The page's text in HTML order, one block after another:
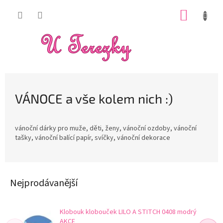
VÁNOCE a vše kolem nich :)
vánoční dárky pro muže, děti, ženy, vánoční ozdoby, vánoční
tašky, vánoční balící papír, svíčky, vánoční dekorace
Nejprodávanější
Klobouk klobouček LILO A STITCH 0408 modrý